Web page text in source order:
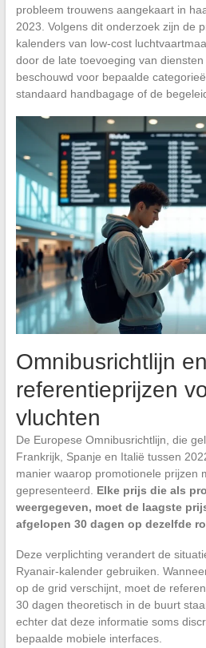
probleem trouwens aangekaart in
2023. Volgens dit onderzoek zijn de
kalenders van low-cost
door de late toevoeging van
beschouwd voor bepaalde
standaard handbagage of de
Omnibusrichtlijn en
referentieprijzen
vluchten
De Europese Omnibusrichtlijn, die
Frankrijk, Spanje en Italië tussen
manier waarop promotionele prijzen
gepresenteerd. Elke prijs die als
weergegeven, moet de laagste
afgelopen 30 dagen op dezelfde
Deze verplichting verandert de
Ryanair-kalender gebruiken.
op de grid verschijnt, moet de
30 dagen theoretisch in de buurt
echter dat deze informatie soms
bepaalde mobiele interfaces.